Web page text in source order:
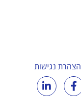
הצהרת נגישות